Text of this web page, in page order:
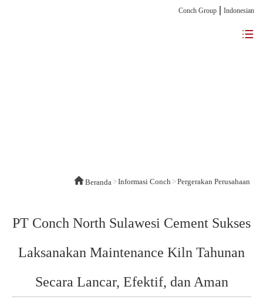
Conch Group Indonesian
Beranda >Informasi Conch >Pergerakan Perusahaan
PT Conch North Sulawesi Cement Sukses
Laksanakan Maintenance Kiln Tahunan
Secara Lancar, Efektif, dan Aman